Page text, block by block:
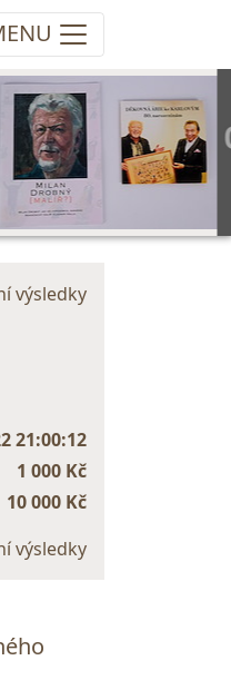
výsledky
21:00:12
1 000 Kč
10 000 Kč
výsledky